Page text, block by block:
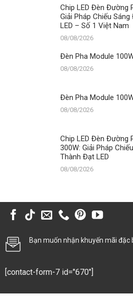
Chip LED Đèn Đường
Giải Pháp Chiếu
LED – Số 1 Việt Nam
08/08/2026
Đèn Pha Module
08/08/2026
Đèn Pha Module
08/08/2026
Chip LED Đèn Đường
300W: Giải Pháp
Thành Đạt LED
08/08/2026
Bạn muốn nhận khuyến mãi đặc
[contact-form-7 id="670"]